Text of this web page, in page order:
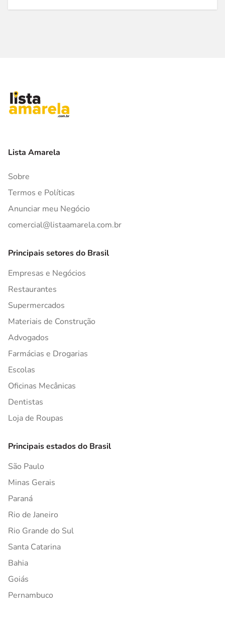
Lista Amarela
Sobre
Termos e Políticas
Anunciar meu Negócio
comercial@listaamarela.com.br
Principais setores do Brasil
Empresas e Negócios
Restaurantes
Supermercados
Materiais de Construção
Advogados
Farmácias e Drogarias
Escolas
Oficinas Mecânicas
Dentistas
Loja de Roupas
Principais estados do Brasil
São Paulo
Minas Gerais
Paraná
Rio de Janeiro
Rio Grande do Sul
Santa Catarina
Bahia
Goiás
Pernambuco